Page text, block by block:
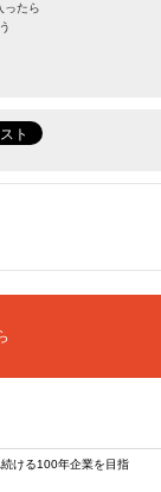
ったら
ます。
ける100年企業を目指